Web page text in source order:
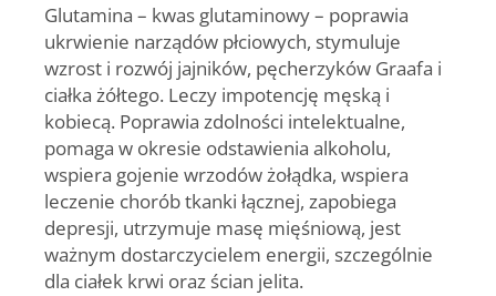
Glutamina – kwas glutaminowy– poprawia
ukrwienie narządów płciowych, stymuluje
wzrost i rozwój jajników, pęcherzyków Graafa i
ciałka żółtego. Leczy impotencję męską i
kobiecą. Poprawia zdolności intelektualne,
pomaga w okresie odstawienia alkoholu,
wspiera gojenie wrzodów żołądka, wspiera
leczenie chorób tkanki łącznej, zapobiega
depresji, utrzymuje masę mięśniową, jest
ważnym dostarczycielem energii, szczególnie
dla ciałek krwi oraz ścian jelita.